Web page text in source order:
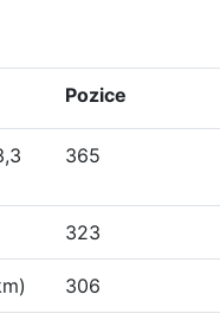
Pozice
365
323
306